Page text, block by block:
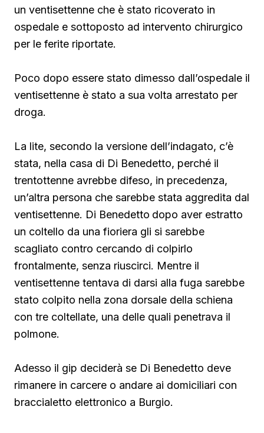
un ventisettenne che è stato ricoverato in
ospedale e sottoposto ad intervento chirurgico
per le ferite riportate.
Poco dopo essere stato dimesso dall’ospedale il
ventisettenne è stato a sua volta arrestato per
droga.
La lite, secondo la versione dell’indagato, c’è
stata, nella casa di Di Benedetto, perché il
trentottenne avrebbe difeso, in precedenza,
un’altra persona che sarebbe stata aggredita dal
ventisettenne. Di Benedetto dopo aver estratto
un coltello da una fioriera gli si sarebbe
scagliato contro cercando di colpirlo
frontalmente, senza riuscirci. Mentre il
ventisettenne tentava di darsi alla fuga sarebbe
stato colpito nella zona dorsale della schiena
con tre coltellate, una delle quali penetrava il
polmone.
Adesso il gip deciderà se Di Benedetto deve
rimanere in carcere o andare ai domiciliari con
braccialetto elettronico a Burgio.